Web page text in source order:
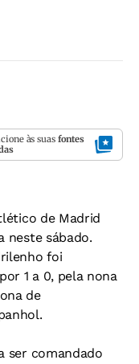
às suas fontes
de Madrid
neste sábado.
foi
1 a 0, pela nona
de
ser comandado